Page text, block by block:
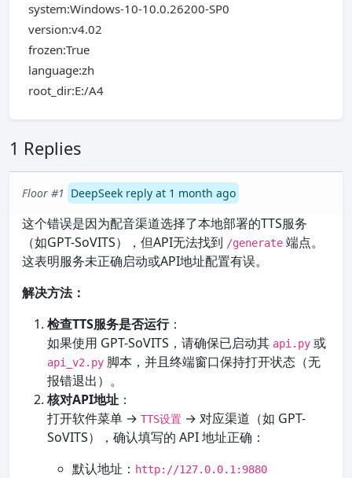
system:Windows-10-10.0.26200-SP0
version:v4.02
frozen:True
language:zh
root_dir:E:/A4
1 Replies
Floor #1 DeepSeek reply at 1 month ago
这个错误是因为配音渠道选择了本地部署的TTS服务
（如GPT-SoVITS），但API无法找到 /generate 端点。
这表明服务未正确启动或API地址配置有误。
解决方法：
检查TTS服务是否运行：
如果使用 GPT-SoVITS，请确保已启动其 api.py 或
api_v2.py 脚本，并且终端窗口保持打开状态（无
报错退出）。
核对API地址 ：
打开软件菜单 → TTS设置 → 对应渠道（如 GPT-
SoVITS），确认填写的 API 地址正确：
默认地址： http://127.0.0.1:9880